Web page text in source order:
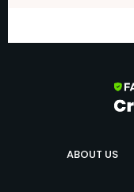
ABOUT US